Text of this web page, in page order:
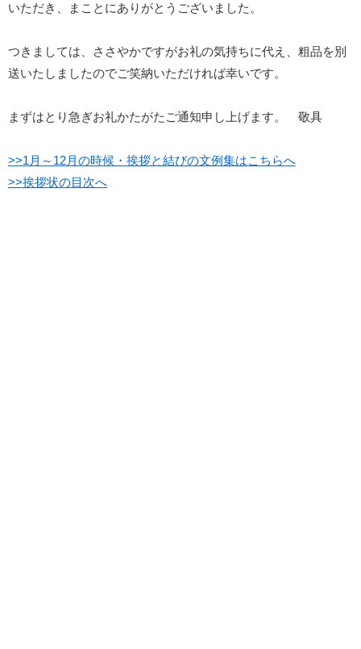
いただき、まことにありがとうございました。
つきましては、ささやかですがお礼の気持ちに代え、粗品を別
送いたしましたのでご笑納いただければ幸いです。
まずはとり急ぎお礼かたがたご通知申し上げます。 敬具
>>1月～12月の時候・挨拶と結びの文例集はこちらへ
>>挨拶状の目次へ